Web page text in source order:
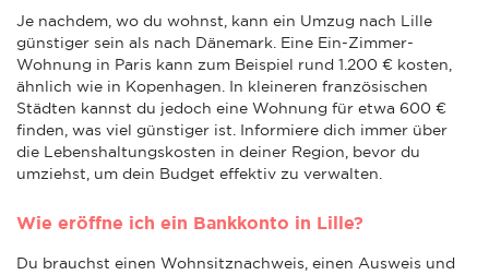
Je nachdem, wo du wohnst, kann ein Umzug nach Lille
günstiger sein als nach Dänemark. Eine Ein-Zimmer-
Wohnung in Paris kann zum Beispiel rund 1.200 € kosten,
ähnlich wie in Kopenhagen. In kleineren französischen
Städten kannst du jedoch eine Wohnung für etwa 600 €
finden, was viel günstiger ist. Informiere dich immer über
die Lebenshaltungskosten in deiner Region, bevor du
umziehst, um dein Budget effektiv zu verwalten.
Wie eröffne ich ein Bankkonto in Lille?
Du brauchst einen Wohnsitznachweis, einen Ausweis und